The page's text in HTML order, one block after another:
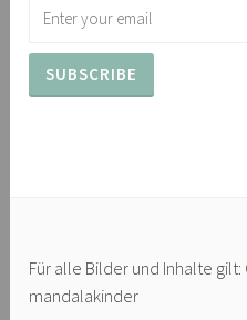
Für alle Bilder und Inhalte
mandalakinder